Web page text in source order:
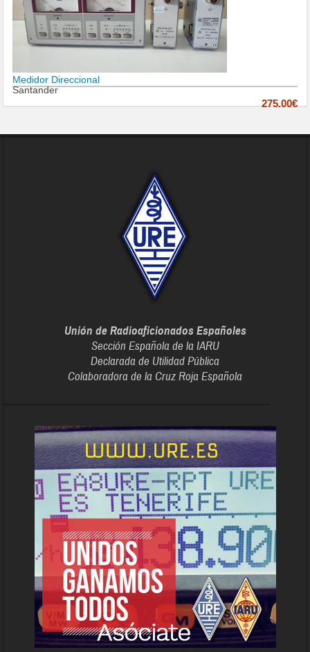
Medidor Direccional
Santander
275.00€
Unión de Radioaficionados Españoles
Sección Española de la IARU
Declarada de Utilidad Pública
Colaboradora de la Cruz Roja Española